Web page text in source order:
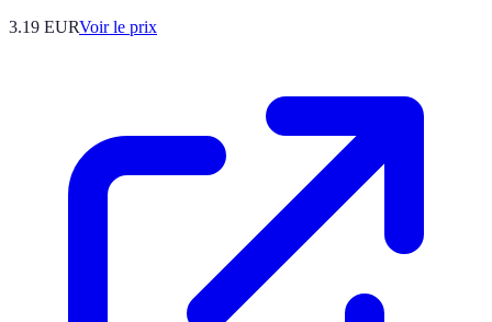
3.19 EURVoir le prix